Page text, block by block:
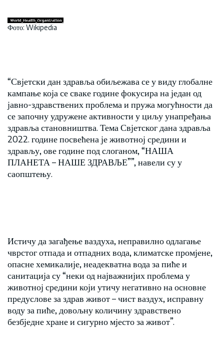
Фото: Wikipedia
“Свјетски дан здравља обиљежава се у виду глобалне
кампање која се сваке године фокусира на један од
јавно-здравствених проблема и пружа могућности да
се започну удружене активности у циљу унапређања
здравља становништва. Тема Свјетског дана здравља
2022. године посвећена је животној средини и
здрављу, ове године под слоганом, “НАША
ПЛАНЕТА – НАШЕ ЗДРАВЉЕ””, навели су у
саопштењу.
Истичу да загађење ваздуха, неправилно одлагање
чврстог отпада и отпадних вода, климатске промјене,
опасне хемикалије, неадекватна вода за пиће и
санитација су “неки од најважнијих проблема у
животној средини који утичу негативно на основне
предуслове за здрав живот – чист ваздух, исправну
воду за пиће, довољну количину здравствено
безбједне хране и сигурно мјесто за живот”.